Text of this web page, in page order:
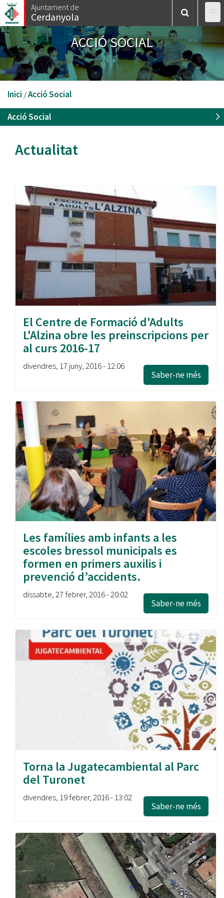
Vés
al
contingut
Ajuntament de
Cerdanyola
ACCIÓ SOCIAL
Esteu
aquí
Inici /Acció Social
Acció Social
Actualitat
El Centre de Formació d'Adults
L'Alzina obre les preinscripcions per
al curs 2016-17
divendres, 17 juny, 2016 - 12:06
Saber-ne més
Les famílies amb infants a les
escoles bressol municipals es
formen en primers auxilis i
prevenció d’accidents.
dissabte, 27 febrer, 2016 - 20:02
Saber-ne més
Torna la Jugatecambiental al Parc
del Turonet
divendres, 19 febrer, 2016 - 13:02
Saber-ne més